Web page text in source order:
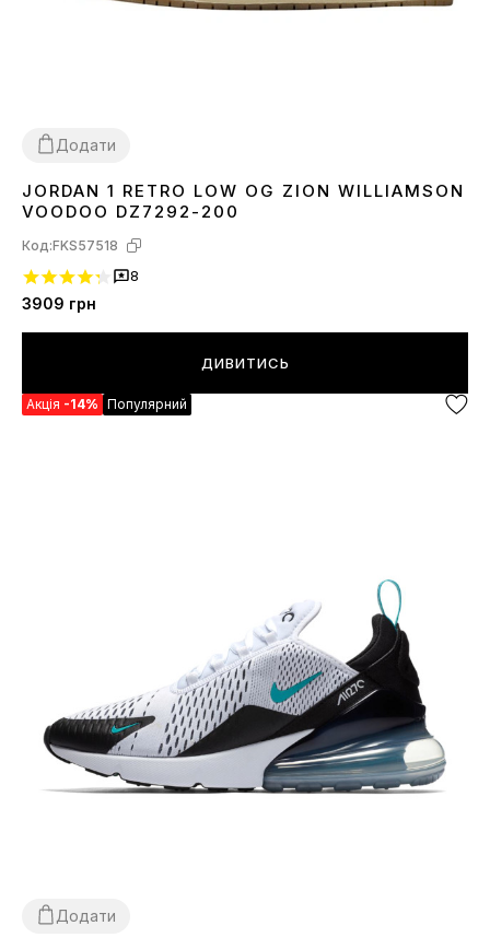
Додати
36373839 4041 42434445
JORDAN 1 RETRO LOW OG ZION WILLIAMSON
VOODOO DZ7292-200
Код:FKS57518
8
3909 грн
ДИВИТИСЬ
Акція -14% Популярний
Додати